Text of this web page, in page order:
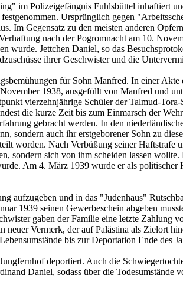
im Polizeigefängnis Fuhlsbüttel inhaftiert
Ursprünglich gegen
Im Gegensatz zu den meisten anderen
nach der Pogromnacht am 10.
wurde. Jettchen Daniel, so das
ihrer Geschwister und die
für Sohn Manfred. In einer
1938, ausgefüllt von Manfred und
vierzehnjährige Schüler der Talmud-
die kurze Zeit bis zum Einmarsch der
gebracht werden. In den
sondern auch ihr erstgeborener Sohn zu
worden. Nach Verbüßung seiner
sondern sich von ihm scheiden lassen
Am 4. März 1939 wurde er als
aufzugeben und in das "Judenhaus"
1939 seinen Gewerbeschein abgeben
gaben der Familie eine letzte
Vermerk, der auf Palästina als Zielort
bis zur Deportation Ende des
deportiert. Auch die
Daniel, sodass über die Todesumstände